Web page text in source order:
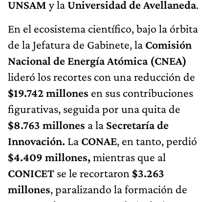
de la Jefatura de Gabinete, laComisión
Nacional de Energía Atómica (CNEA)
lideró los recortes con una reducción de
$19.742 millonesen sus contribuciones
figurativas, seguida por una quita de
$8.763 millonesa laSecretaría de
Innovación.LaCONAE, en tanto, perdió
$4.409 millones,mientras que al
CONICETse le recortaron$3.263
millones, paralizando la formación de
nuevos talentos con una baja de $2.049